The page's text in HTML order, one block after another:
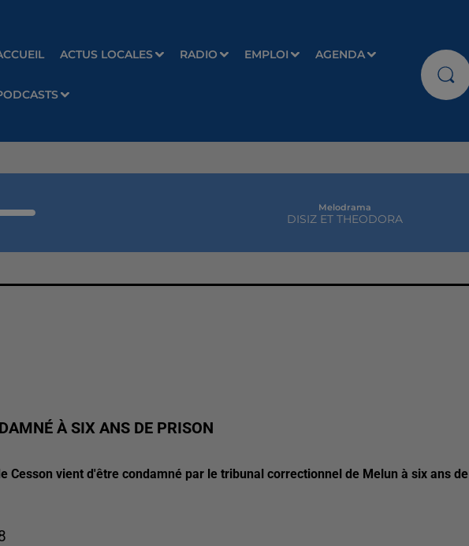
ACTUS LOCALES RADIO EMPLOI AGENDA
Melodrama
DISIZ ET THEODORA
À SIX ANS DE PRISON
Cesson vient d'être condamné par le tribunal correctionnel de Melun à six ans de